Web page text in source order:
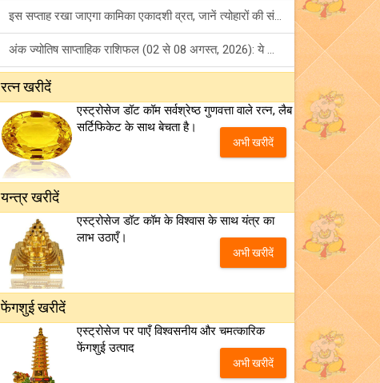
इस सप्ताह रखा जाएगा कामिका एकादशी व्रत, जानें त्योहारों की संपूर्ण लिस्ट!
अंक ज्योतिष साप्ताहिक राशिफल (02 से 08 अगस्त, 2026): ये सप्ताह क्यों है खास?
मंगल का मिथुन राशि में गोचर: इन 4 राशियों के बनेंगे अचानक धन लाभ के योग!
टैरो साप्ताहिक राशिफल (02 से 08 अगस्त, 2026): जानें 12 राशियों का विस्तृत भविष्यफल!
रत्न खरीदें
एस्ट्रोसेज डॉट कॉम सर्वश्रेष्ठ गुणवत्ता वाले रत्न, लैब
सर्टिफिकेट के साथ बेचता है।
अभी खरीदें
यन्त्र खरीदें
एस्ट्रोसेज डॉट कॉम के विश्वास के साथ यंत्र का
लाभ उठाएँ।
अभी खरीदें
फेंगशुई खरीदें
एस्ट्रोसेज पर पाएँ विश्वसनीय और चमत्कारिक
फेंगशुई उत्पाद
अभी खरीदें